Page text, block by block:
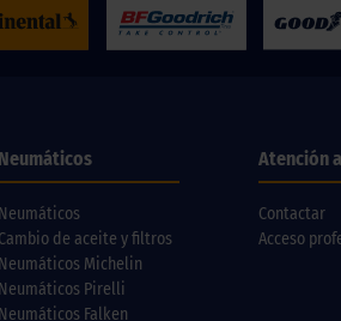
Neumáticos
Neumáticos
Cambio de aceite y filtros
Neumáticos Michelin
Neumáticos Pirelli
Neumáticos Falken
Atención
Contactar
Acceso